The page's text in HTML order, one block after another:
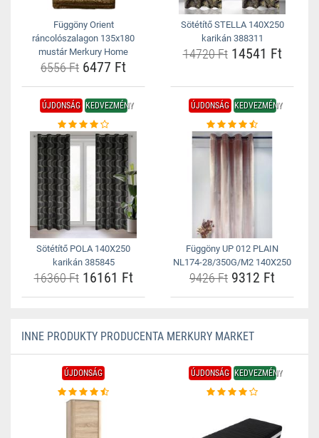
Függöny Orient
ráncolószalagon 135x180
mustár Merkury Home
6556 Ft 6477 Ft
Sötétítő STELLA 140X250
karikán 388311
14720 Ft14541 Ft
ÚJDONSÁG KEDVEZMÉNY
Sötétítő POLA 140X250
karikán 385845
16360 Ft16161 Ft
ÚJDONSÁG KEDVEZMÉNY
Függöny UP 012 PLAIN
NL174-28/350G/M2 140X250
9426 Ft 9312 Ft
INNE PRODUKTY PRODUCENTA MERKURY MARKET
ÚJDONSÁG ÚJDONSÁG KEDVEZMÉNY